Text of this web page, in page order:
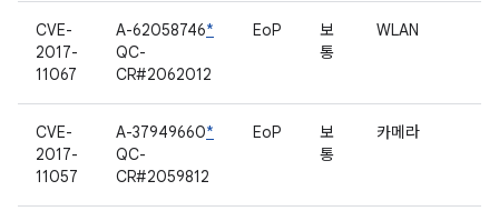
CVE-
2017-
11067
A-62058746*
QC-
CR#2062012
EoP
보
통
WLAN
CVE-
2017-
11057
A-37949660*
QC-
CR#2059812
EoP
보
통
카메라